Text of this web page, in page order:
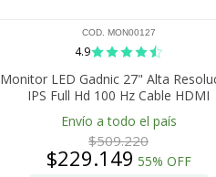
COD. MON00127
4.9
Monitor LED Gadnic 27" Alta
IPS Full Hd 100 Hz Cable HDMI
Envío a todo el país
$509.220
$229.149 55% OFF